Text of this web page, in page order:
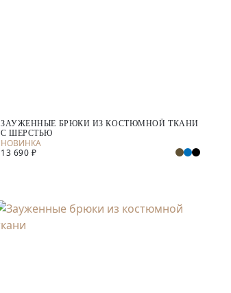
ЗАУЖЕННЫЕ БРЮКИ ИЗ КОСТЮМНОЙ ТКАНИ
С ШЕРСТЬЮ
13 690 ₽